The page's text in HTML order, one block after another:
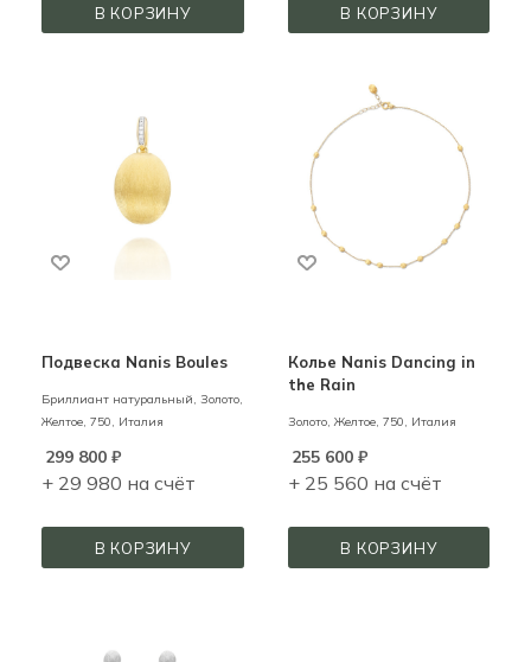
В КОРЗИНУ В КОРЗИНУ
Подвеска Nanis Boules
Бриллиант натуральный, Золото,
Желтое, 750, Италия
299 800 ₽
+ 29 980 на счёт
В КОРЗИНУ
Колье Nanis Dancing in
the Rain
Золото,Желтое, 750, Италия
255 600₽
+ 25 560 на счёт
В КОРЗИНУ